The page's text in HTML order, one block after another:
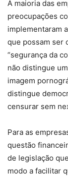
A maioria das
preocupações
implementaram
que possam ser
“segurança da
não distingue
imagem
distingue
censurar sem
Para as
questão
de legislação
modo a facilitar